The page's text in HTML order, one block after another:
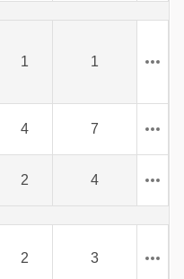
1 1
4 7
2 4
2 3